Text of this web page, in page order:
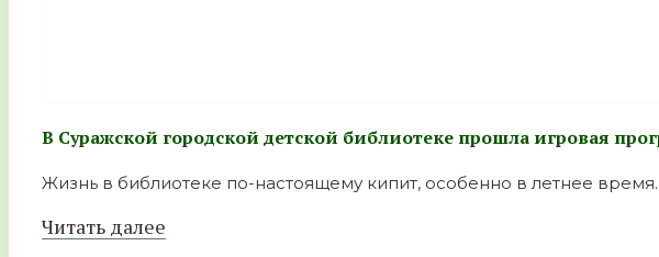
В Суражской городской детской библиотеке прошла игровая
Жизнь в библиотеке по-настоящему кипит, особенно в летнее время.
Читать далее